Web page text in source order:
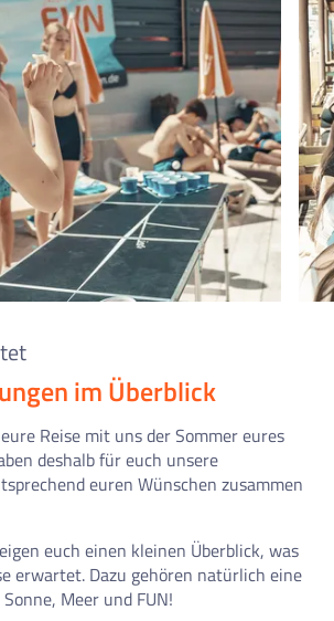
im Überblick
Reise mit uns der Sommer eures
deshalb für euch unsere
euren Wünschen zusammen
euch einen kleinen Überblick, was
erwartet. Dazu gehören natürlich eine
Meer und FUN!